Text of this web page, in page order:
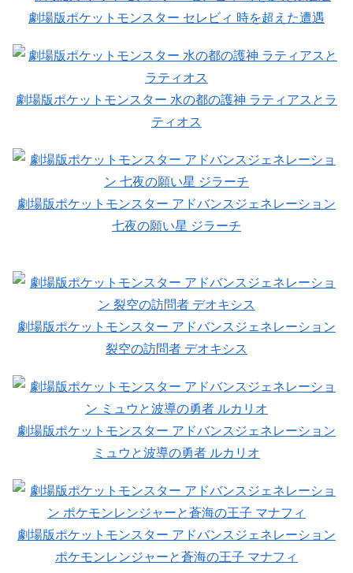
劇場版ポケットモンスター セレビィ 時を超えた遭遇
劇場版ポケットモンスター 水の都の護神 ラティアスとラ
ティオス
劇場版ポケットモンスター アドバンスジェネレーション
七夜の願い星 ジラーチ
劇場版ポケットモンスター アドバンスジェネレーション
裂空の訪問者 デオキシス
劇場版ポケットモンスター アドバンスジェネレーション
ミュウと波導の勇者 ルカリオ
劇場版ポケットモンスター アドバンスジェネレーション
ポケモンレンジャーと蒼海の王子 マナフィ